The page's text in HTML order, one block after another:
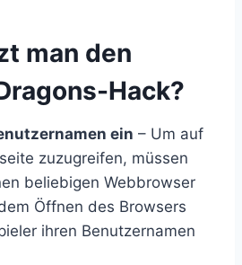
man den
Hack?
ein – Um auf
zuzugreifen, müssen
beliebigen Webbrowser
Öffnen des Browsers
ihren Benutzernamen